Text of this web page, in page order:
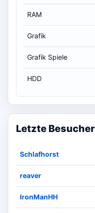
RAM
Grafik
Grafik Spiele
HDD
Letzte Besucher
Schlafhorst
reaver
IronManHH